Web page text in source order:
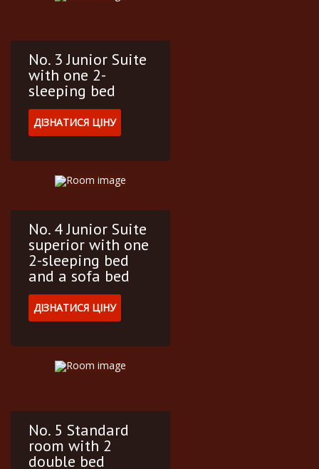
No. 3 Junior Suite
with one 2-
sleeping bed
ДІЗНАТИСЯ ЦІНУ
No. 4 Junior Suite
superior with one
2-sleeping bed
and a sofa bed
ДІЗНАТИСЯ ЦІНУ
No. 5 Standard
room with 2
double bed